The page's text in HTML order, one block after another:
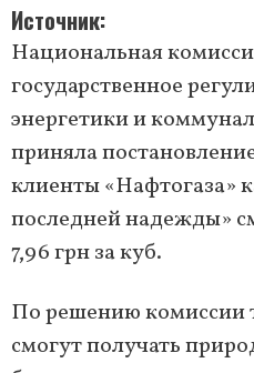
Источник
Национальная
государственное
энергетики и
приняла
клиенты «Нафтогаза»
последней надежды»
7,96 грн за куб.
По решению комиссии
смогут получать